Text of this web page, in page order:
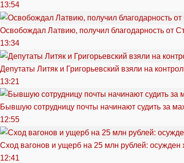
13:54
Освобождал Латвию, получил благодарность от
13:34
Депутаты Литяк и Григорьевский взяли на
13:21
Бывшую сотрудницу почты начинают судить за
12:55
Сход вагонов и ущерб на 25 млн рублей: осужден
12:41